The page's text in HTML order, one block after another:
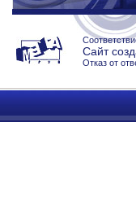
Сайт
Отказ от